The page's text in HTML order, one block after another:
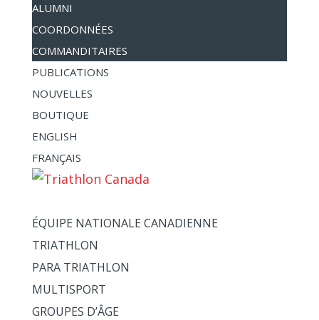
ALUMNI
COORDONNÉES
COMMANDITAIRES
PUBLICATIONS
NOUVELLES
BOUTIQUE
ENGLISH
FRANÇAIS
ÉQUIPE NATIONALE CANADIENNE
TRIATHLON
PARA TRIATHLON
MULTISPORT
GROUPES D’ÂGE